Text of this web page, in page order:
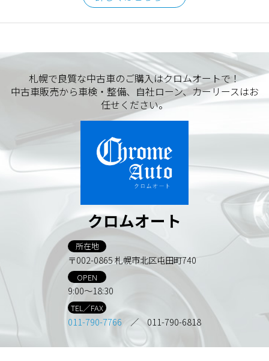
札幌で良質な中古車のご購入はクロムオートで！
中古車販売から車検・整備、自社ローン、カーリースはお
任せください。
クロムオート
所在地
〒002-0865 札幌市北区屯田町740
OPEN
9:00～18:30
TEL／FAX
011-790-7766 ／ 011-790-6818